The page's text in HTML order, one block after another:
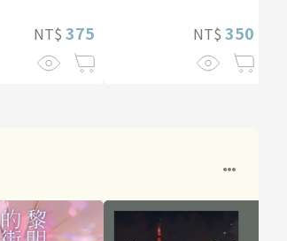
NT$ 375 NT$ 350